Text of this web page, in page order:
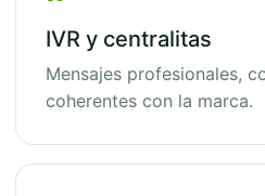
IVR y centralitas
Mensajes profesionales,
coherentes con la marca.